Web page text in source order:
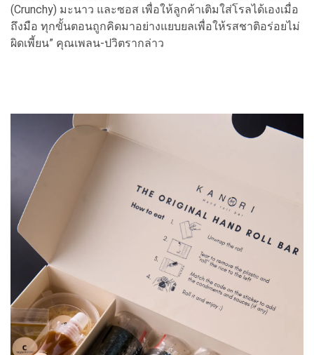
(Crunchy) มะนาว และซอส เพื่อให้ลูกค้าเติมใส่โรลได้เองเมื่อ
ถึงมือ ทุกขั้นตอนถูกคิดมาอย่างแยบยลเพื่อให้รสชาติอร่อยไม่
ผิดเพี้ยน” คุณเพลน-ปวิตรากล่าว